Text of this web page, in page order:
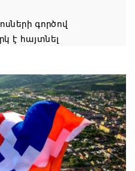
գործով
է հայտնել
և Պակիստանը
մասին